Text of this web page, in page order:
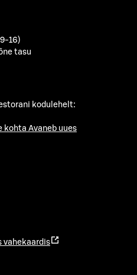
16)
tasu
kodulehelt:
kohta Avaneb uues
vahekaardis